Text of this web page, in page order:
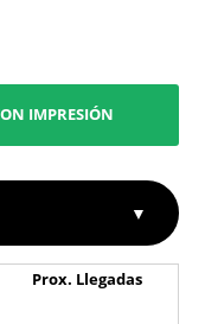
IMPRESIÓN
▼
Prox. Llegadas